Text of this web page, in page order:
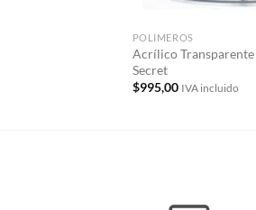
POLIMEROS
Acrílico
Secret
$995,00 IVA incluido